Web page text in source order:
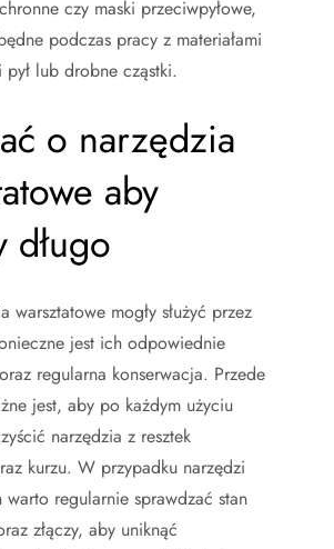
czy maski przeciwpyłowe,
podczas pracy z materiałami
pył lub drobne cząstki.
o narzędzia
aby
długo
warsztatowe mogły służyć przez
jest ich odpowiednie
regularna konserwacja. Przede
jest, aby po każdym użyciu
narzędzia z resztek
kurzu. W przypadku narzędzi
warto regularnie sprawdzać stan
złączy, aby uniknąć